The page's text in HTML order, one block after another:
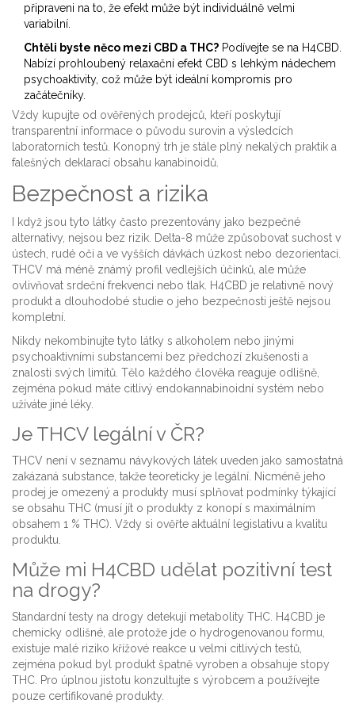
připraveni na to, že efekt může být individuálně velmi
variabilní.
Chtěli byste něco mezi CBD a THC? Podívejte se na H4CBD.
Nabízí prohloubený relaxační efekt CBD s lehkým nádechem
psychoaktivity, což může být ideální kompromis pro
začátečníky.
Vždy kupujte od ověřených prodejců, kteří poskytují
transparentní informace o původu surovin a výsledcích
laboratorních testů. Konopný trh je stále plný nekalých praktik a
falešných deklarací obsahu kanabinoidů.
Bezpečnost a rizika
I když jsou tyto látky často prezentovány jako bezpečné
alternativy, nejsou bez rizik. Delta-8 může způsobovat suchost v
ústech, rudé oči a ve vyšších dávkách úzkost nebo dezorientaci.
THCV má méně známý profil vedlejších účinků, ale může
ovlivňovat srdeční frekvenci nebo tlak. H4CBD je relativně nový
produkt a dlouhodobé studie o jeho bezpečnosti ještě nejsou
kompletní.
Nikdy nekombinujte tyto látky s alkoholem nebo jinými
psychoaktivními substancemi bez předchozí zkušenosti a
znalosti svých limitů. Tělo každého člověka reaguje odlišně,
zejména pokud máte citlivý endokannabinoidní systém nebo
užíváte jiné léky.
Je THCV legální v ČR?
THCV není v seznamu návykových látek uveden jako samostatná
zakázaná substance, takže teoreticky je legální. Nicméně jeho
prodej je omezený a produkty musí splňovat podmínky týkající
se obsahu THC (musí jít o produkty z konopí s maximálním
obsahem 1 % THC). Vždy si ověřte aktuální legislativu a kvalitu
produktu.
Může mi H4CBD udělat pozitivní test
na drogy?
Standardní testy na drogy detekují metabolity THC. H4CBD je
chemicky odlišné, ale protože jde o hydrogenovanou formu,
existuje malé riziko křížové reakce u velmi citlivých testů,
zejména pokud byl produkt špatně vyroben a obsahuje stopy
THC. Pro úplnou jistotu konzultujte s výrobcem a používejte
pouze certifikované produkty.